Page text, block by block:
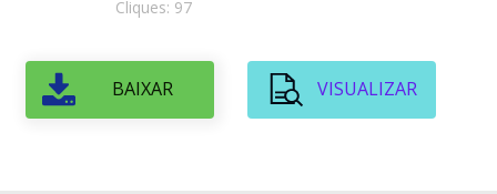
Cliques: 97
BAIXAR VISUALIZAR